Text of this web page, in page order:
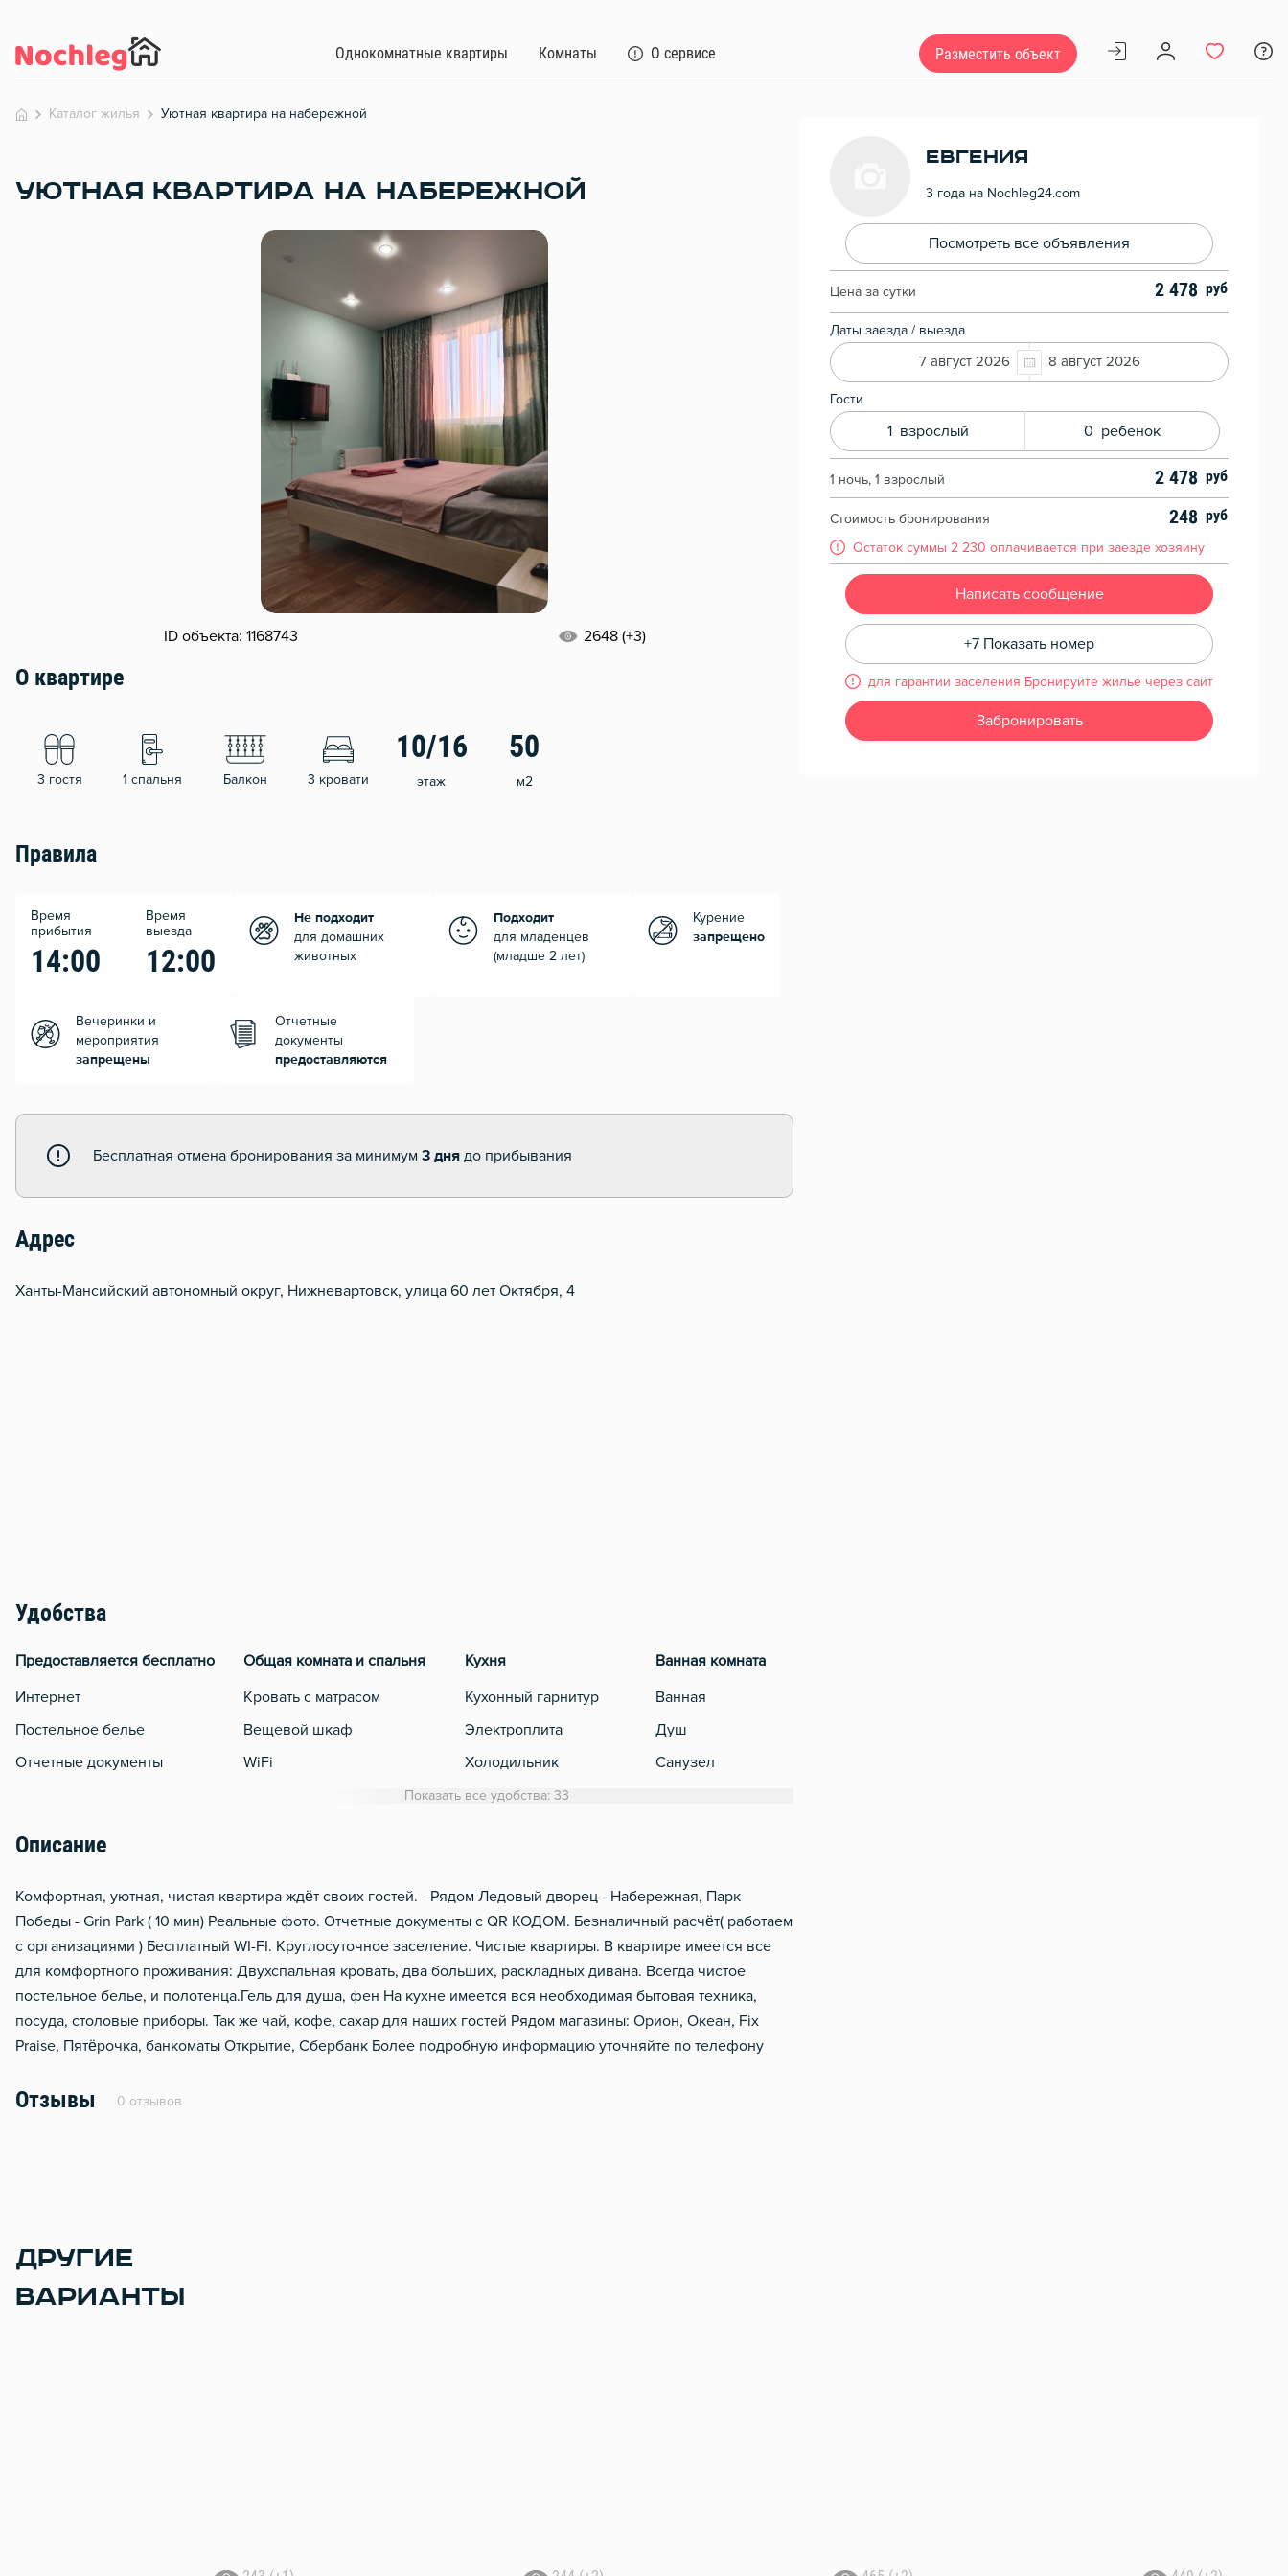
Однокомнатные квартиры Комнаты О сервисе Разместить объект
Каталог жилья Уютная квартира на набережной
УЮТНАЯ КВАРТИРА НА НАБЕРЕЖНОЙ
ID объекта: 1168743 2648 (+3)
О квартире
3 гостя 1 спальня Балкон 3 кровати
10/16
этаж
50
м2
Правила
Время
прибытия
14:00
Время
выезда
12:00
Не подходит
для домашних
животных
Подходит
для младенцев
(младше 2 лет)
Курение
запрещено
Вечеринки и
мероприятия
запрещены
Отчетные
документы
предоставляются
Бесплатная отмена бронирования за минимум 3 дня до прибывания
Адрес
Ханты-Мансийский автономный округ, Нижневартовск, улица 60 лет Октября, 4
Удобства
Предоставляется бесплатно
Интернет
Постельное белье
Отчетные документы
Общая комната и спальня
Кровать с матрасом
Вещевой шкаф
WiFi
Отопление
Балкон
Домофон
Тапочки
Чистящие средства
Мобильный интернет 3g/4g
Кухня
Кухонный гарнитур
Электроплита
Холодильник
Обеденный стол
Посуда
Столовые приборы
Ванная комната
Ванная
Душ
Санузел
Фен
Шампунь, мыло
Показать все удобства: 33
Описание
Комфортная, уютная, чистая квартира ждёт своих гостей. - Рядом Ледовый дворец - Набережная, Парк
Победы - Grin Park ( 10 мин) Реальные фото. Отчетные документы с QR КОДОМ. Безналичный расчёт( работаем
с организациями ) Бесплатный WI-FI. Круглосуточное заселение. Чистые квартиры. В квартире имеется все
для комфортного проживания: Двухспальная кровать, два больших, раскладных дивана. Всегда чистое
постельное белье, и полотенца.Гель для душа, фен На кухне имеется вся необходимая бытовая техника,
посуда, столовые приборы. Так же чай, кофе, сахар для наших гостей Рядом магазины: Орион, Океан, Fix
Praise, Пятёрочка, банкоматы Открытие, Сбербанк Более подробную информацию уточняйте по телефону
Отзывы 0 отзывов
Евгения
3 года на Nochleg24.com
Посмотреть все объявления
Цена за сутки 2 478
Даты заезда / выезда
7 август 2026 8 август 2026
Гости
1 взрослый 0 ребенок
1 ночь, 1 взрослый 2 478
Стоимость бронирования 248
Остаток суммы 2 230 оплачивается при заезде хозяину
Написать сообщение
+7 Показать номер
для гарантии заселения Бронируйте жилье через сайт
Забронировать
ДРУГИЕ
ВАРИАНТЫ